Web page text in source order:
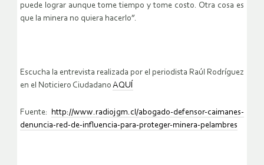
puede lograr aunque tome tiempo y tome costo. Otra cosa es
que la minera no quiera hacerlo”.
Escucha la entrevista realizada por el periodista Raúl Rodríguez
en el Noticiero Ciudadano AQUÍ
Fuente:
http://www.radiojgm.cl/abogado-defensor-caimanes-
denuncia-red-de-influencia-para-proteger-minera-pelambres